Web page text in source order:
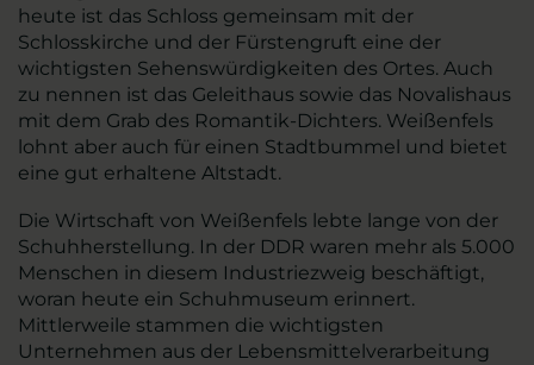
heute ist das Schloss gemeinsam mit der
Schlosskirche und der Fürstengruft eine der
wichtigsten Sehenswürdigkeiten des Ortes. Auch
zu nennen ist das Geleithaus sowie das Novalishaus
mit dem Grab des Romantik-Dichters. Weißenfels
lohnt aber auch für einen Stadtbummel und bietet
eine gut erhaltene Altstadt.
Die Wirtschaft von Weißenfels lebte lange von der
Schuhherstellung. In der DDR waren mehr als 5.000
Menschen in diesem Industriezweig beschäftigt,
woran heute ein Schuhmuseum erinnert.
Mittlerweile stammen die wichtigsten
Unternehmen aus der Lebensmittelverarbeitung